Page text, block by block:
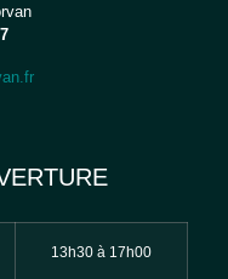
13h30 à 17h00